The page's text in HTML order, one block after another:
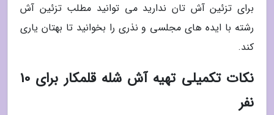
برای تزئین آش تان ندارید می توانید مطلب تزئین آش
رشته با ایده های مجلسی و نذری را بخوانید تا بهتان یاری
کند.
نکات تکمیلی تهیه آش شله قلمکار برای 10
نفر